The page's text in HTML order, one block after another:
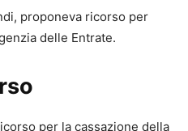
proponeva ricorso per
delle Entrate.
per la cassazione della